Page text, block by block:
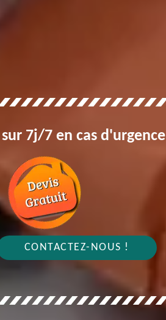
7j/7 en cas d'urgence
CONTACTEZ-NOUS !